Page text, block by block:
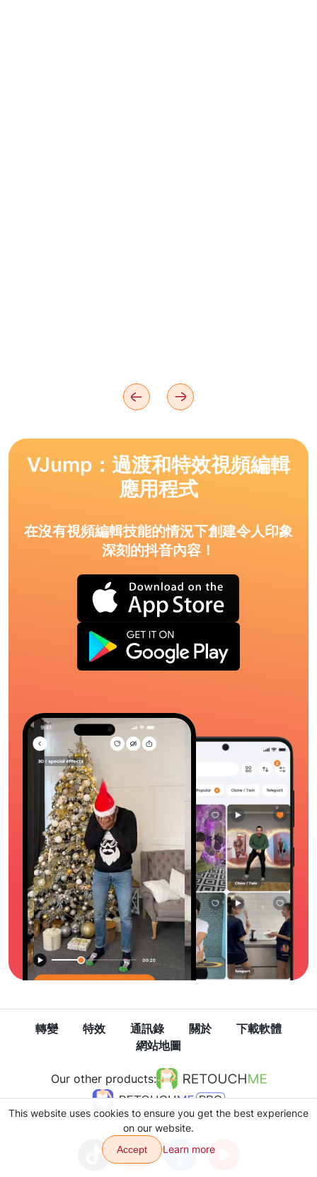
VJump：過渡和特效視頻編輯
應用程式
在沒有視頻編輯技能的情況下創建令人印象
深刻的抖音內容！
轉變 特效 通訊錄 關於
下載軟體
網站地圖
Our other products:
This website uses cookies to ensure you get the best experience
on our website.
Accept Learn more